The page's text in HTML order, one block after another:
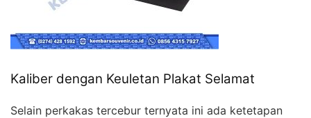
Kaliber dengan Keuletan Plakat Selamat
Selain perkakas tercebur ternyata ini ada ketetapan